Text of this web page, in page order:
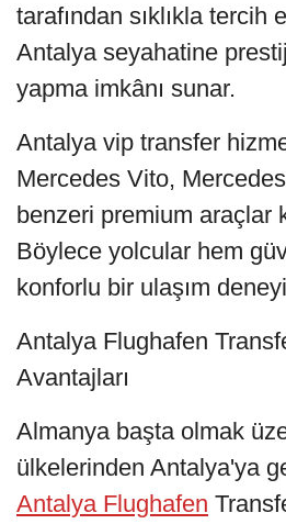
tarafından sıklıkla tercih
Antalya seyahatine
yapma imkânı sunar.
Antalya vip transfer
Mercedes Vito,
benzeri premium araçlar
Böylece yolcular hem
konforlu bir ulaşım
Antalya Flughafen
Avantajları
Almanya başta olmak
ülkelerinden Antalya'ya
Antalya Flughafen